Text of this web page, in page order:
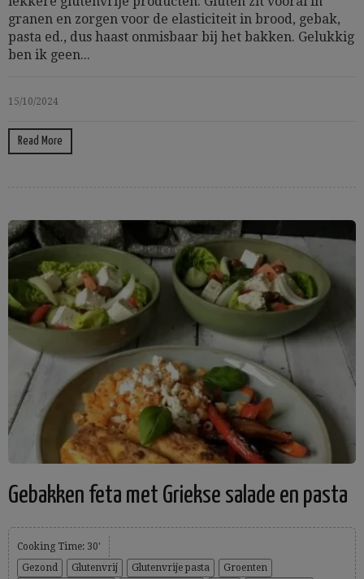
granen en zorgen voor de elasticiteit in brood, gebak,
pasta ed., dus haast onmisbaar bij het bakken. Gelukkig
ben ik geen...
15/10/2024
Read More
Gebakken feta met Griekse salade en pasta
Cooking Time: 30'
Gezond
Glutenvrij Glutenvrije pasta Groenten